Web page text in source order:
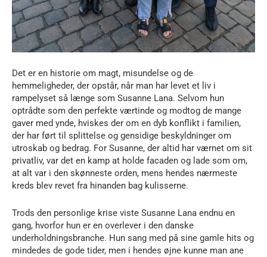
Det er en historie om magt, misundelse og de
hemmeligheder, der opstår, når man har levet et liv i
rampelyset så længe som Susanne Lana. Selvom hun
optrådte som den perfekte værtinde og modtog de mange
gaver med ynde, hviskes der om en dyb konflikt i familien,
der har ført til splittelse og gensidige beskyldninger om
utroskab og bedrag. For Susanne, der altid har værnet om sit
privatliv, var det en kamp at holde facaden og lade som om,
at alt var i den skønneste orden, mens hendes nærmeste
kreds blev revet fra hinanden bag kulisserne.
Trods den personlige krise viste Susanne Lana endnu en
gang, hvorfor hun er en overlever i den danske
underholdningsbranche. Hun sang med på sine gamle hits og
mindedes de gode tider, men i hendes øjne kunne man ane